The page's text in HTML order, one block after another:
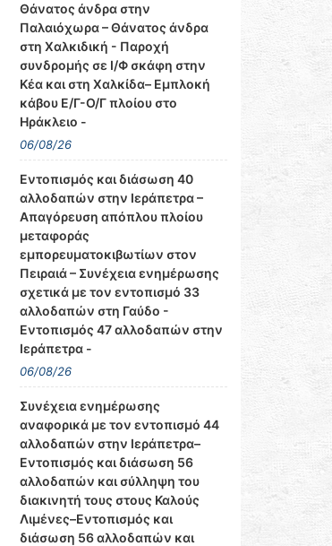
Θάνατος άνδρα στην
Παλαιόχωρα – Θάνατος άνδρα
στη Χαλκιδική - Παροχή
συνδρομής σε Ι/Φ σκάφη στην
Κέα και στη Χαλκίδα– Εμπλοκή
κάβου Ε/Γ-Ο/Γ πλοίου στο
Ηράκλειο -
06/08/26
Εντοπισμός και διάσωση 40
αλλοδαπών στην Ιεράπετρα –
Απαγόρευση απόπλου πλοίου
μεταφοράς
εμπορευματοκιβωτίων στον
Πειραιά – Συνέχεια ενημέρωσης
σχετικά με τον εντοπισμό 33
αλλοδαπών στη Γαύδο -
Εντοπισμός 47 αλλοδαπών στην
Ιεράπετρα -
06/08/26
Συνέχεια ενημέρωσης
αναφορικά με τον εντοπισμό 44
αλλοδαπών στην Ιεράπετρα–
Εντοπισμός και διάσωση 56
αλλοδαπών και σύλληψη του
διακινητή τους στους Καλούς
Λιμένες–Εντοπισμός και
διάσωση 56 αλλοδαπών και